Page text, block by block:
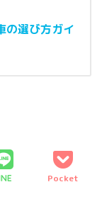
の選び方ガイ
Pocket